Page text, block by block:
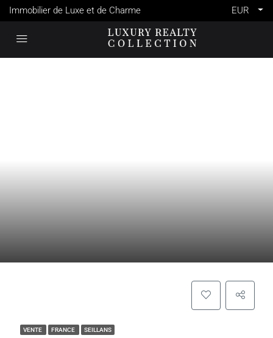
Immobilier de Luxe et de Charme EUR
VENTE FRANCE SEILLANS